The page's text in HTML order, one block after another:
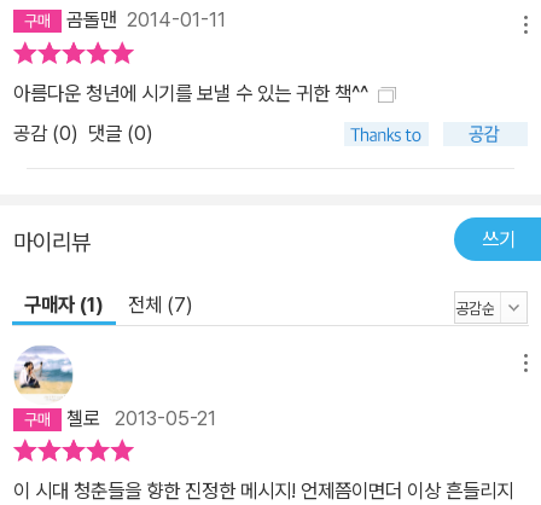
곰돌맨 2014-01-11
아름다운 청년에 시기를 보낼 수 있는 귀한 책^^
공감 (0) 댓글 (0)
마이리뷰 쓰기
구매자 (1) 전체 (7)
첼로 2013-05-21
이 시대 청춘들을 향한 진정한 메시지! 언제쯤이면더 이상 흔들리지